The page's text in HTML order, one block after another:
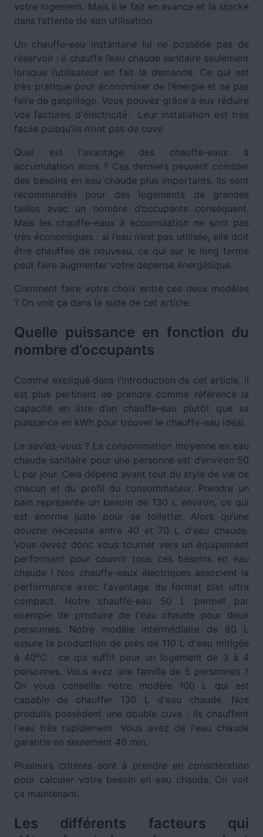
votre logement. Mais il le fait en avance et la stocke
dans l’attente de son utilisation.
Un chauffe-eau instantané lui ne possède pas de
réservoir : il chauffe l’eau chaude sanitaire seulement
lorsque l’utilisateur en fait la demande. Ce qui est
très pratique pour économiser de l’énergie et ne pas
faire de gaspillage. Vous pouvez grâce à eux réduire
vos factures d'électricité. Leur installation est très
facile puisqu’ils n’ont pas de cuve.
Quel est l'avantage des chauffe-eaux à
accumulation alors ? Ces derniers peuvent combler
des besoins en eau chaude plus importants. Ils sont
recommandés pour des logements de grandes
tailles avec un nombre d’occupants conséquent.
Mais les chauffe-eaux à accumulation ne sont pas
très économiques : si l’eau n’est pas utilisée, elle doit
être chauffée de nouveau, ce qui sur le long terme
peut faire augmenter votre dépense énergétique.
Comment faire votre choix entre ces deux modèles
? On voit ça dans la suite de cet article.
Quelle puissance en fonction du
nombre d’occupants
Comme expliqué dans l’introduction de cet article, il
est plus pertinent de prendre comme référence la
capacité en litre d’un chauffe-eau plutôt que sa
puissance en kWh pour trouver le chauffe-eau idéal.
Le saviez-vous ? La consommation moyenne en eau
chaude sanitaire pour une personne est d’environ 50
L par jour. Cela dépend avant tout du style de vie de
chacun et du profil du consommateur. Prendre un
bain représente un besoin de 130 L environ, ce qui
est énorme juste pour se toiletter. Alors qu’une
douche nécessite entre 40 et 70 L d'eau chaude.
Vous devez donc vous tourner vers un équipement
performant pour couvrir tous ces besoins en eau
chaude ! Nos chauffe-eaux électriques associent la
performance avec l'avantage du format plat ultra
compact. Notre chauffe-eau 50 L permet par
exemple de produire de l'eau chaude pour deux
personnes. Notre modèle intermédiaire de 80 L
assure la production de près de 110 L d'eau mitigée
à 40°C : ce qui suffit pour un logement de 3 à 4
personnes. Vous avez une famille de 5 personnes ?
On vous conseille notre modèle 100 L qui est
capable de chauffer 130 L d'eau chaude. Nos
produits possèdent une double cuve : ils chauffent
l'eau très rapidement. Vous avez de l'eau chaude
garantie en seulement 40 min.
Plusieurs critères sont à prendre en considération
pour calculer votre besoin en eau chaude. On voit
ça maintenant.
Les différents facteurs qui